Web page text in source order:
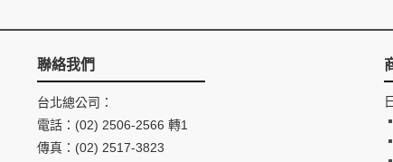
聯絡我們
台北總公司：
電話：(02) 2506-2566 轉1
傳真：(02) 2517-3823